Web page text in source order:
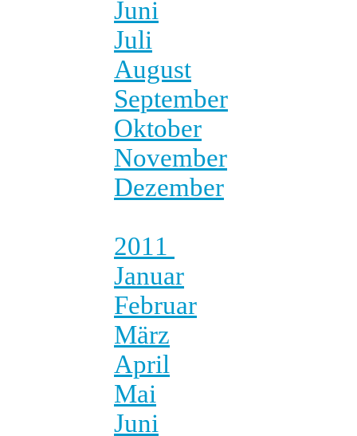
Juni
Juli
August
September
Oktober
November
Dezember
2011
Januar
Februar
März
April
Mai
Juni